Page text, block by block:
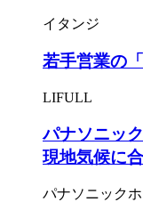
イタンジ
若手営業の
LIFULL
パナソニッ
現地気候に
パナソニック